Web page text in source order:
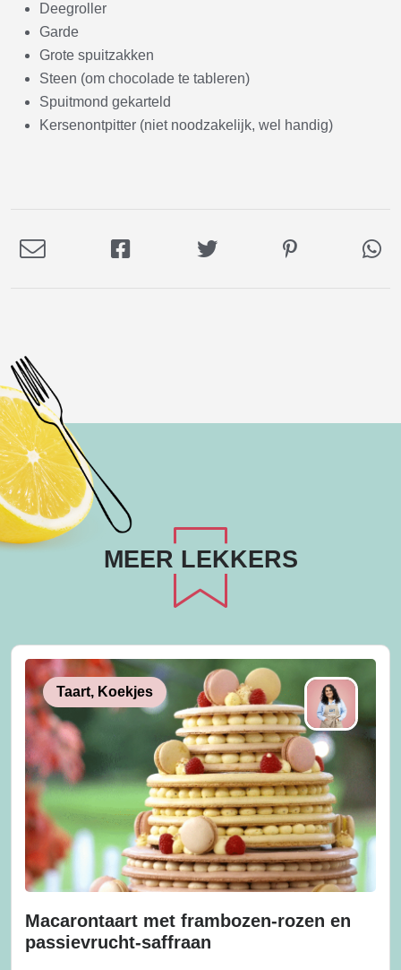
Deegroller
Garde
Grote spuitzakken
Steen (om chocolade te tableren)
Spuitmond gekarteld
Kersenontpitter (niet noodzakelijk, wel handig)
Deel
Deel
MEER LEKKERS
Taart, Koekjes
Macarontaart met frambozen-rozen en
passievrucht-saffraan